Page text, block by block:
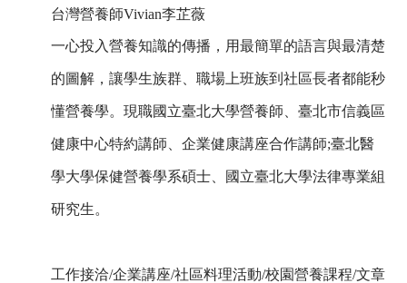
台灣營養師Vivian李芷薇
一心投入營養知識的傳播，用最簡單的語言與最清楚
的圖解，讓學生族群、職場上班族到社區長者都能秒
懂營養學。現職國立臺北大學營養師、臺北市信義區
健康中心特約講師、企業健康講座合作講師;臺北醫
學大學保健營養學系碩士、國立臺北大學法律專業組
研究生。
工作接洽/企業講座/社區料理活動/校園營養課程/文章